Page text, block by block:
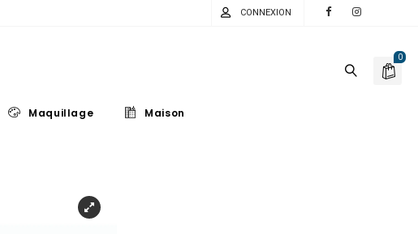
CONNEXION
0
Maquillage Maison